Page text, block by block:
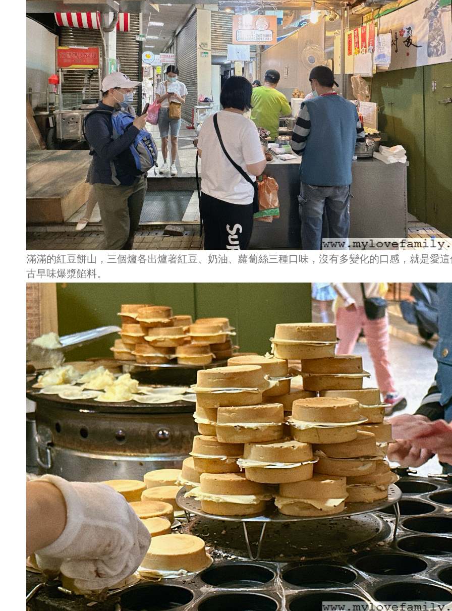
滿滿的紅豆餅山，三個爐各出爐著紅豆、奶油、蘿蔔絲三種口味，沒有多變化的口感，就是愛
古早味爆漿餡料。